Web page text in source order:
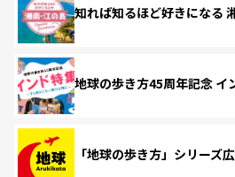
知れば知るほど好きになる
地球の歩き方45周年記念 イ
「地球の歩き方」シリーズ